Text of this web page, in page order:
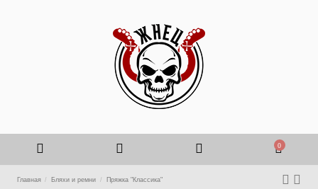
0
Главная Бляхи и ремни Пряжка "Классика"